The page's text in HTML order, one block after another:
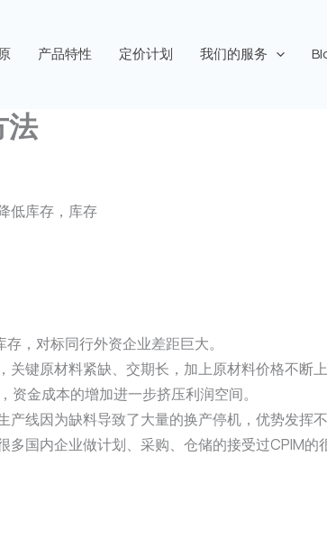
产品特性 定价计划 我们的服务
法
低库存，库存
，对标同行外资企业差距巨大。
键原材料紧缺、交期长，加上原材料价格不断
资金成本的增加进一步挤压利润空间。
线因为缺料导致了大量的换产停机，优势发挥
国内企业做计划、采购、仓储的接受过CPIM